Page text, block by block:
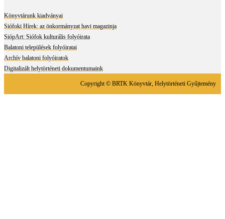
Könyvtárunk kiadványai
Siófoki Hírek: az önkormányzat havi magazinja
SiópArt: Siófok kulturális folyóirata
Balatoni települések folyóiratai
Archív balatoni folyóiratok
Digitalizált helytörténeti dokumentumaink
Copyright © BRTK Könyvtár, Helytörténeti Gyűjtemény